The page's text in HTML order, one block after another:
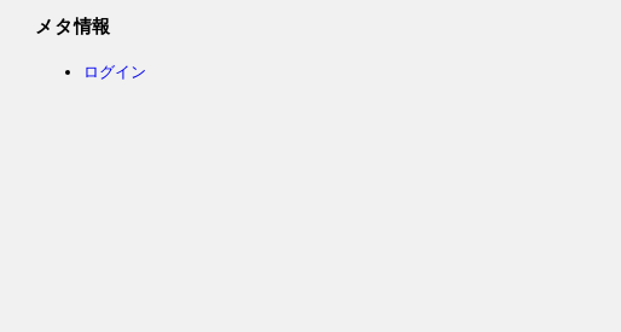
メタ情報
ログイン